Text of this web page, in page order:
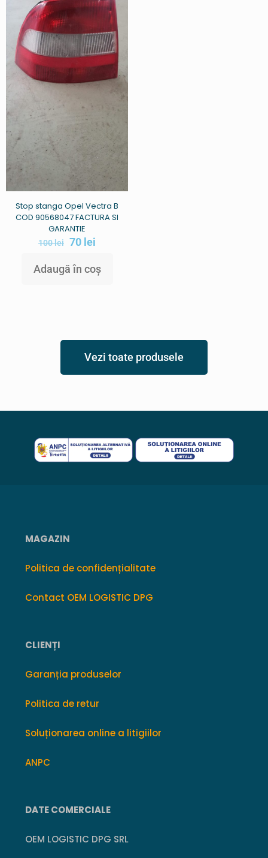
Stop stanga Opel Vectra B
COD 90568047 FACTURA SI
GARANTIE
100lei 70 lei
Adaugă în coș
Vezi toate produsele
MAGAZIN
Politica de confidențialitate
Contact OEM LOGISTIC DPG
CLIENȚI
Garanția produselor
Politica de retur
Soluționarea online a litigiilor
ANPC
DATE COMERCIALE
OEM LOGISTIC DPG SRL